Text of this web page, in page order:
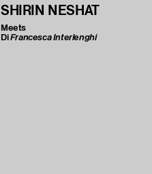
SHIRIN NESHAT
Meets
DiFrancesca Interlenghi